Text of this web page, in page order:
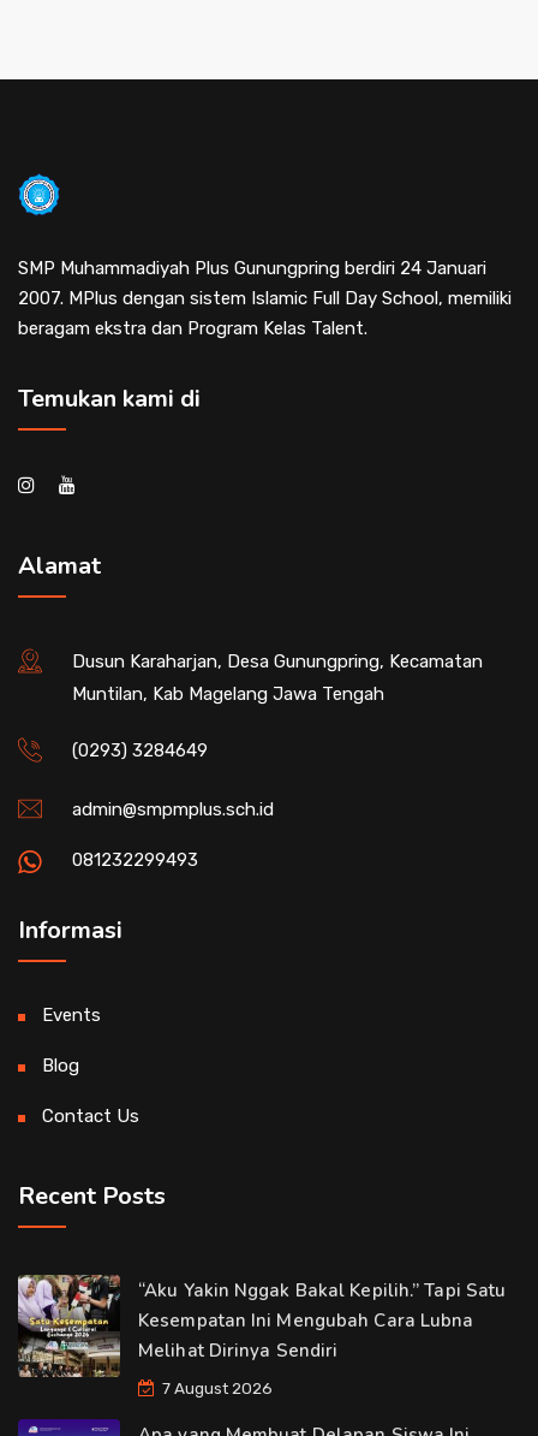
SMP Muhammadiyah Plus Gunungpring berdiri 24 Januari
2007. MPlus dengan sistem Islamic Full Day School, memiliki
beragam ekstra dan Program Kelas Talent.
Temukan kami di
Alamat
Dusun Karaharjan, Desa Gunungpring, Kecamatan
Muntilan, Kab Magelang Jawa Tengah
(0293) 3284649
admin@smpmplus.sch.id
081232299493
Informasi
Events
Blog
Contact Us
Recent Posts
“Aku Yakin Nggak Bakal Kepilih.” Tapi Satu
Kesempatan Ini Mengubah Cara Lubna
Melihat Dirinya Sendiri
7 August 2026